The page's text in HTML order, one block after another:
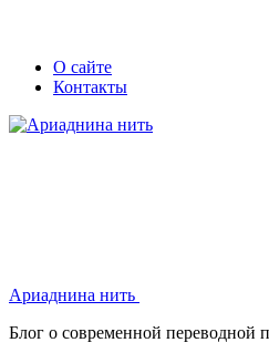
Skip
Secondary
left
navigation
Secondary
right
navigation
О сайте
Контакты
Ариаднина нить
Блог о современной переводной